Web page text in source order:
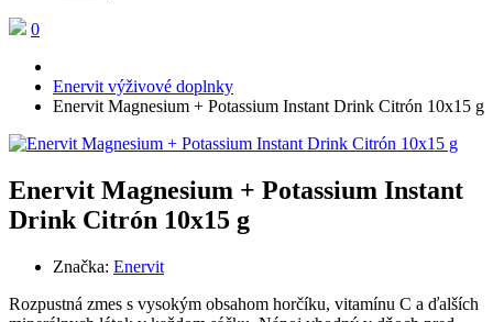
0
Enervit výživové doplnky
Enervit Magnesium + Potassium Instant Drink Citrón 10x15 g
Enervit Magnesium + Potassium Instant
Drink Citrón 10x15 g
Značka: Enervit
Rozpustná zmes s vysokým obsahom horčíku, vitamínu C a ďalších